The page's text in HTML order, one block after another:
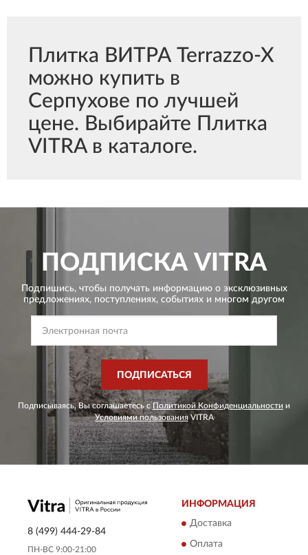
Плитка ВИТРА Terrazzo-X
можно купить в
Серпухове по лучшей
цене. Выбирайте Плитка
VITRA в каталоге.
ПОДПИСКА VITRA
Подпишись, чтобы получать информацию о эксклюзивных
предложениях, поступлениях, событиях и многом другом
ПОДПИСАТЬСЯ
Подписываясь, Вы соглашаетесь сПолитикой Конфиденциальности и
Условиями пользованияVITRA
8 (499) 444-29-84
ПН-ВС 9:00-21:00
ИНФОРМАЦИЯ
Доставка
Оплата